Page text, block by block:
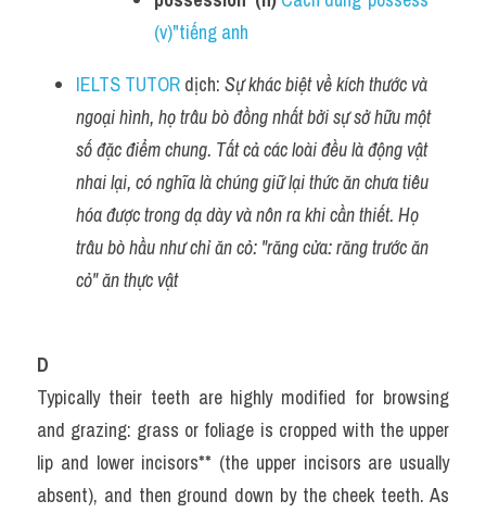
(v)"tiếng anh
IELTS TUTOR dịch: Sự khác biệt về kích thước và
ngoại hình, họ trâu bò đồng nhất bởi sự sở hữu một
số đặc điểm chung. Tất cả các loài đều là động vật
nhai lại, có nghĩa là chúng giữ lại thức ăn chưa tiêu
hóa được trong dạ dày và nôn ra khi cần thiết. Họ
trâu bò hầu như chỉ ăn cỏ: "răng cửa: răng trước ăn
cỏ" ăn thực vật
D
Typically their teeth are highly modified for browsing
and grazing: grass or foliage is cropped with the upper
lip and lower incisors** (the upper incisors are usually
absent), and then ground down by the cheek teeth. As